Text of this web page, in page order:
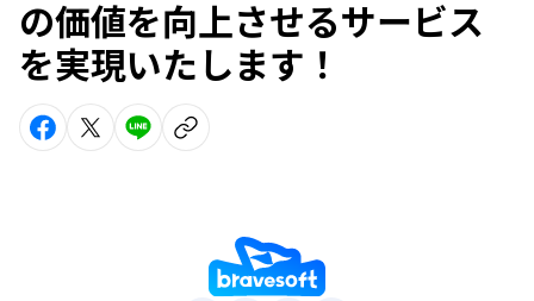
の価値を向上させるサービス
を実現いたします！